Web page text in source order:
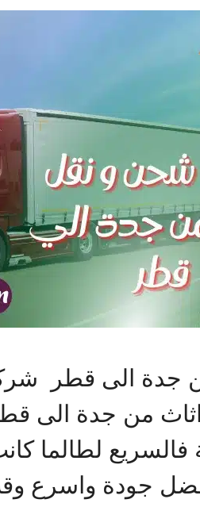
الى قطر شركة
من جدة الى
فالسريع لطالما
جودة واسرع